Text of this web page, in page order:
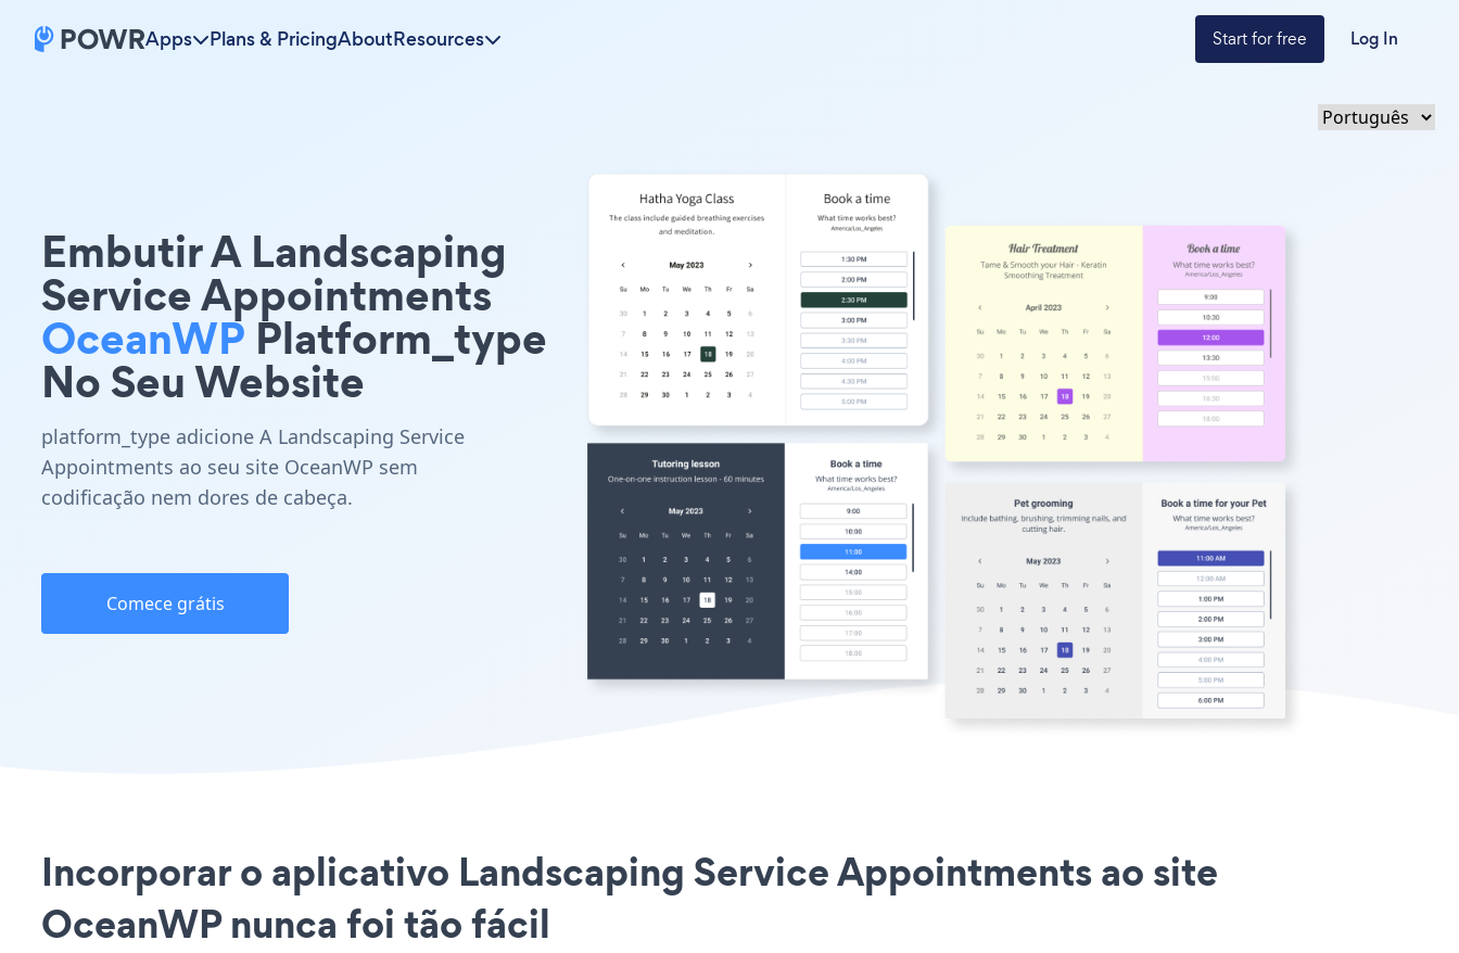
Apps Plans & PricingAboutResources Start for free Log In
Embutir A Landscaping
Service Appointments
OceanWP Platform_type
No Seu Website
platform_type adicione A Landscaping Service
Appointments ao seu site OceanWP sem
codificação nem dores de cabeça.
Comece grátis
Incorporar o aplicativo Landscaping Service Appointments ao site
OceanWP nunca foi tão fácil